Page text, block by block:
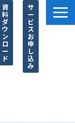
資
料
ダ
ウ
ン
ロ
ー
ド
サ
ー
ビ
ス
お
申
し
込
み